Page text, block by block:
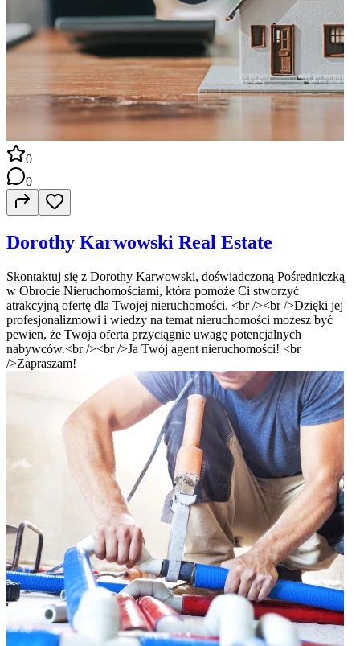
0
0
Dorothy Karwowski Real Estate
Skontaktuj się z Dorothy Karwowski, doświadczoną Pośredniczką
w Obrocie Nieruchomościami, która pomoże Ci stworzyć
atrakcyjną ofertę dla Twojej nieruchomości. <br /><br />Dzięki jej
profesjonalizmowi i wiedzy na temat nieruchomości możesz być
pewien, że Twoja oferta przyciągnie uwagę potencjalnych
nabywców.<br /><br />Ja Twój agent nieruchomości! <br
/>Zapraszam!